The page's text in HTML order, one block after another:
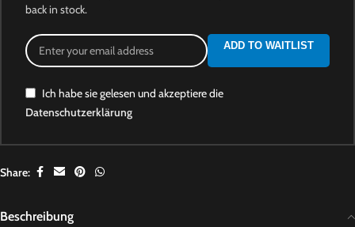
back in stock.
ADD TO WAITLIST
Ich habe sie gelesen und akzeptiere die
Datenschutzerklärung
Share:
Beschreibung